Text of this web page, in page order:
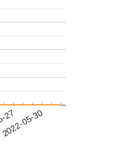
27
2022-05-30